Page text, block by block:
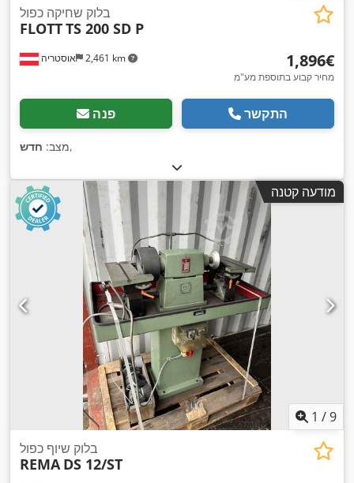
אוסטריה 2,461 km
בלוק שחיקה כפול
FLOTTTS 200 SD P
‏1,896 ‏€
מחיר קבוע בתוספת מע"מ
פנה התקשר
מצב: חדש ,
מודעה קטנה
1 /9
בלוק שיוף כפול
REMA DS 12/ST